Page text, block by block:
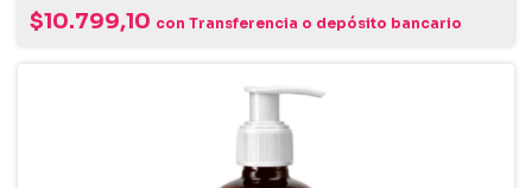
$10.799,10 con Transferencia o depósito bancario